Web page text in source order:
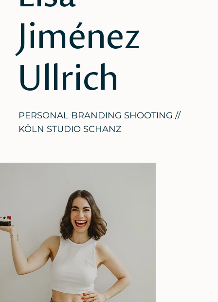
Jiménez
Ullrich
PERSONAL BRANDING SHOOTING //
KÖLN STUDIO SCHANZ